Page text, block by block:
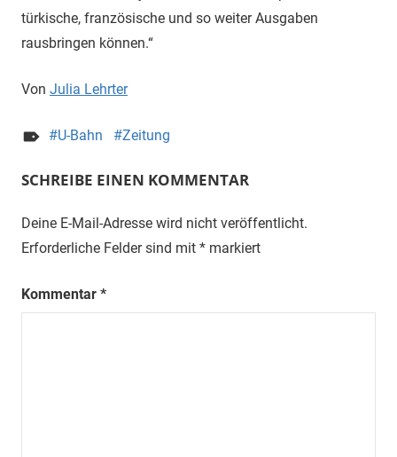
türkische, französische und so weiter Ausgaben
rausbringen können.“
Von Julia Lehrter
U-Bahn Zeitung
SCHREIBE EINEN KOMMENTAR
Deine E-Mail-Adresse wird nicht veröffentlicht.
Erforderliche Felder sind mit * markiert
Kommentar *